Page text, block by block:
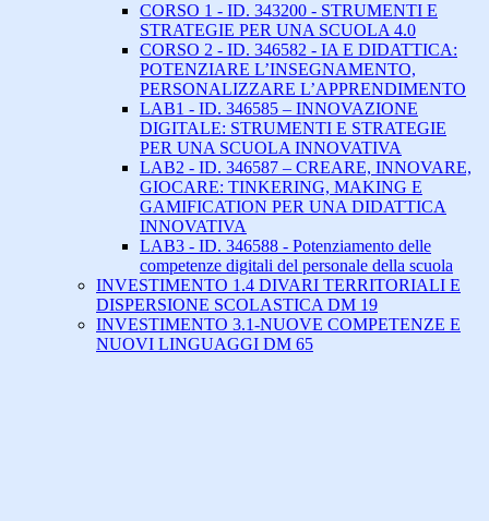
CORSO 1 - ID. 343200 - STRUMENTI E
STRATEGIE PER UNA SCUOLA 4.0
CORSO 2 - ID. 346582 - IA E DIDATTICA:
POTENZIARE L’INSEGNAMENTO,
PERSONALIZZARE L’APPRENDIMENTO
LAB1 - ID. 346585 – INNOVAZIONE
DIGITALE: STRUMENTI E STRATEGIE
PER UNA SCUOLA INNOVATIVA
LAB2 - ID. 346587 – CREARE, INNOVARE,
GIOCARE: TINKERING, MAKING E
GAMIFICATION PER UNA DIDATTICA
INNOVATIVA
LAB3 - ID. 346588 - Potenziamento delle
competenze digitali del personale della scuola
INVESTIMENTO 1.4 DIVARI TERRITORIALI E
DISPERSIONE SCOLASTICA DM 19
INVESTIMENTO 3.1-NUOVE COMPETENZE E
NUOVI LINGUAGGI DM 65